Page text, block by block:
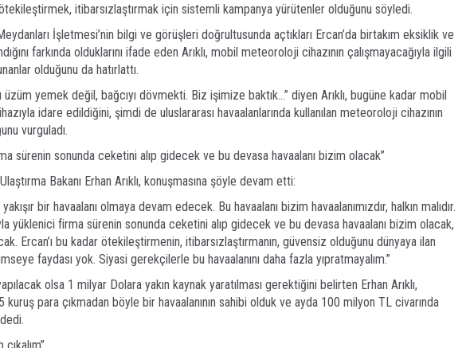
ötekileştirmek, itibarsızlaştırmak için sistemli kampanya yürütenler olduğunu söyledi.
İşletmesi’nin bilgi ve görüşleri doğrultusunda açtıkları Ercan’da birtakım eksiklik ve
farkında olduklarını ifade eden Arıklı, mobil meteoroloji cihazının çalışmayacağıyla ilgili
olduğunu da hatırlattı.
üzüm yemek değil, bağcıyı dövmekti. Biz işimize baktık…” diyen Arıklı, bugüne kadar mobil
idare edildiğini, şimdi de uluslararası havaalanlarında kullanılan meteoroloji cihazının
vurguladı.
sürenin sonunda ceketini alıp gidecek ve bu devasa havaalanı bizim olacak”
Ulaştırma Bakanı Erhan Arıklı, konuşmasına şöyle devam etti:
yakışır bir havaalanı olmaya devam edecek. Bu havaalanı bizim havaalanımızdır, halkın malıdır.
yüklenici firma sürenin sonunda ceketini alıp gidecek ve bu devasa havaalanı bizim olacak,
Ercan’ı bu kadar ötekileştirmenin, itibarsızlaştırmanın, güvensiz olduğunu dünyaya ilan
faydası yok. Siyasi gerekçilerle bu havaalanını daha fazla yıpratmayalım.”
olsa 1 milyar Dolara yakın kaynak yaratılması gerektiğini belirten Erhan Arıklı,
kuruş para çıkmadan böyle bir havaalanının sahibi olduk ve ayda 100 milyon TL civarında